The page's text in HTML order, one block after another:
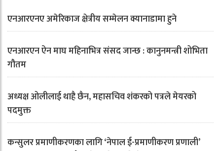
एनआरएनए अमेरिकाज क्षेत्रीय सम्मेलन क्यानाडामा हुने
एनआरएन ऐन माघ महिनाभित्र संसद जान्छ : कानुनमन्त्री शोभिता
गौतम
अध्यक्ष ओलीलाई थाहै छैन, महासचिव शंकरको पत्रले मेयरको
पदमुक्त
कन्सुलर प्रमाणीकरणका लागि ‘नेपाल ई-प्रमाणीकरण प्रणाली’